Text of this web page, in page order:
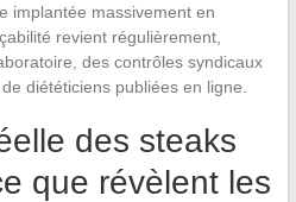
implantée massivement en
revient régulièrement,
des contrôles syndicaux
diététiciens publiées en ligne.
des steaks
que révèlent les